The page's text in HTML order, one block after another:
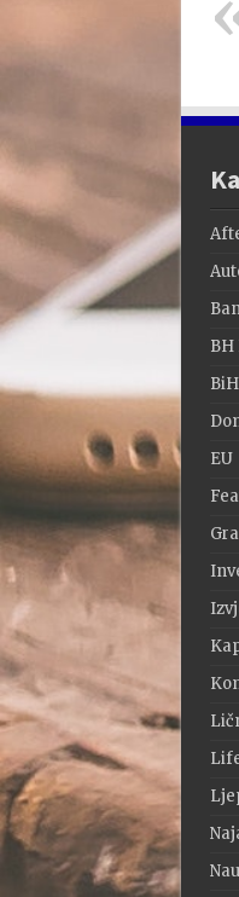
BH
BiH
EU